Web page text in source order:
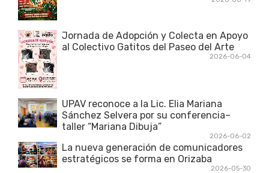
Jornada de Adopción y Colecta en Apoyo
al Colectivo Gatitos del Paseo del Arte
2026-06-04
UPAV reconoce a la Lic. Elia Mariana
Sánchez Selvera por su conferencia–
taller “Mariana Dibuja”
2026-06-02
La nueva generación de comunicadores
estratégicos se forma en Orizaba
2026-05-30